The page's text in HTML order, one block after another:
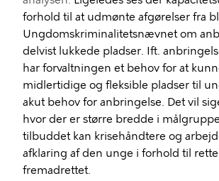
forhold til at udmønte afgørelser fra
Ungdomskriminalitetsnævnet om
delvist lukkede pladser. Ift.
har forvaltningen et behov for at
midlertidige og fleksible pladser til
akut behov for anbringelse. Det vil
hvor der er større bredde i
tilbuddet kan krisehåndtere og
afklaring af den unge i forhold til
fremadrettet.